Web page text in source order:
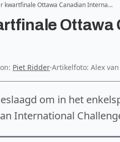
kwartfinale Ottawa Canadian Interna…
Ottawa
Piet Ridder·Artikelfoto: Alex
om in het
International